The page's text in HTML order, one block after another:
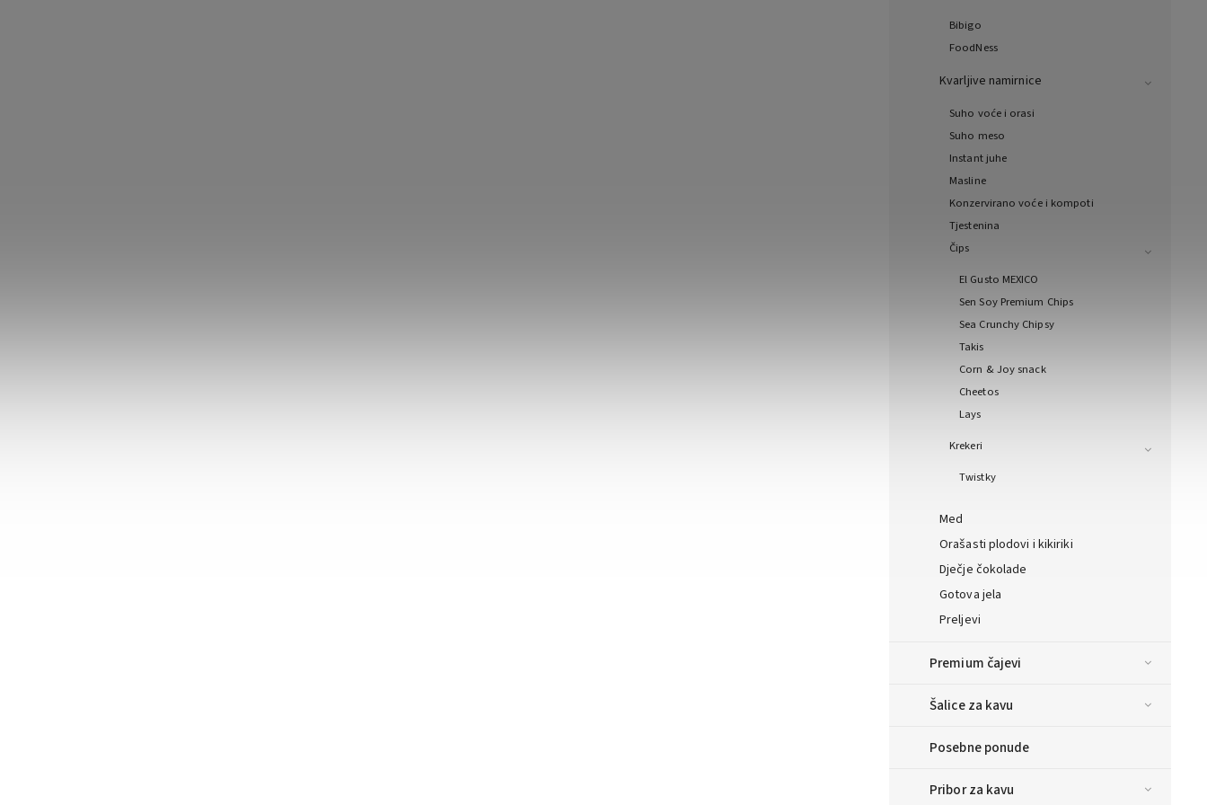
Bibigo
FoodNess
Kvarljive namirnice
Suho voće i orasi
Suho meso
Instant juhe
Masline
Konzervirano voće i kompoti
Tjestenina
Čips
El Gusto MEXICO
Sen Soy Premium Chips
Sea Crunchy Chipsy
Takis
Corn & Joy snack
Cheetos
Lays
Krekeri
Twistky
Med
Orašasti plodovi i kikiriki
Dječje čokolade
Gotova jela
Preljevi
Premium čajevi
Šalice za kavu
Posebne ponude
Pribor za kavu